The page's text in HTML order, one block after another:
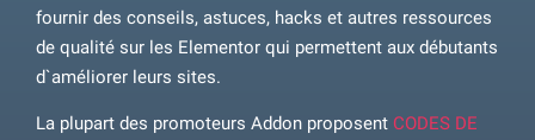
fournir des conseils, astuces, hacks et autres ressources
de qualité sur les Elementor qui permettent aux débutants
d`améliorer leurs sites.
La plupart des promoteurs Addon proposent CODES DE